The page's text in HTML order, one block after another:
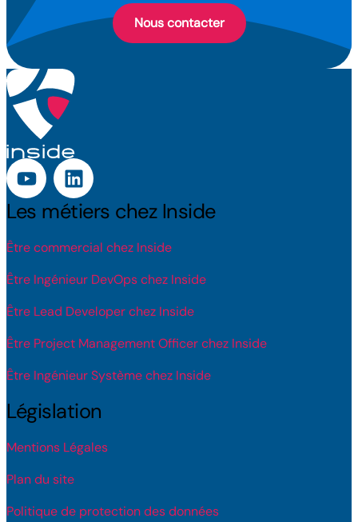
Nous contacter
Les métiers chez Inside
Être commercial chez Inside
Être Ingénieur DevOps chez Inside
Être Lead Developer chez Inside
Être Project Management Officer chez Inside
Être Ingénieur Système chez Inside
Législation
Mentions Légales
Plan du site
Politique de protection des données